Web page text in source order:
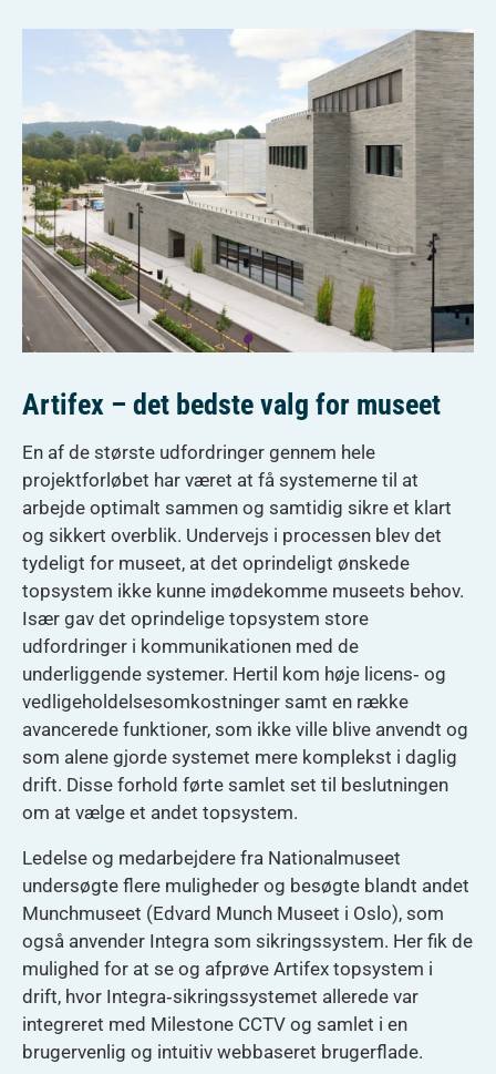
Artifex – det bedste valg for museet
En af de største udfordringer gennem hele
projektforløbet har været at få systemerne til at
arbejde optimalt sammen og samtidig sikre et klart
og sikkert overblik. Undervejs i processen blev det
tydeligt for museet, at det oprindeligt ønskede
topsystem ikke kunne imødekomme museets behov.
Især gav det oprindelige topsystem store
udfordringer i kommunikationen med de
underliggende systemer. Hertil kom høje licens‑ og
vedligeholdelsesomkostninger samt en række
avancerede funktioner, som ikke ville blive anvendt og
som alene gjorde systemet mere komplekst i daglig
drift. Disse forhold førte samlet set til beslutningen
om at vælge et andet topsystem.
Ledelse og medarbejdere fra Nationalmuseet
undersøgte flere muligheder og besøgte blandt andet
Munchmuseet (Edvard Munch Museet i Oslo), som
også anvender Integra som sikringssystem. Her fik de
mulighed for at se og afprøve Artifex topsystem i
drift, hvor Integra‑sikringssystemet allerede var
integreret med Milestone CCTV og samlet i en
brugervenlig og intuitiv webbaseret brugerflade.